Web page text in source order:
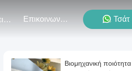
Εκδηλώσεις Επικοινωνήστε Μαζί Μας Τσάτ
Βιομηχανική